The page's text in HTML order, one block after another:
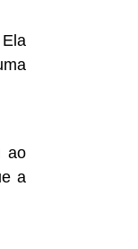
ao
a